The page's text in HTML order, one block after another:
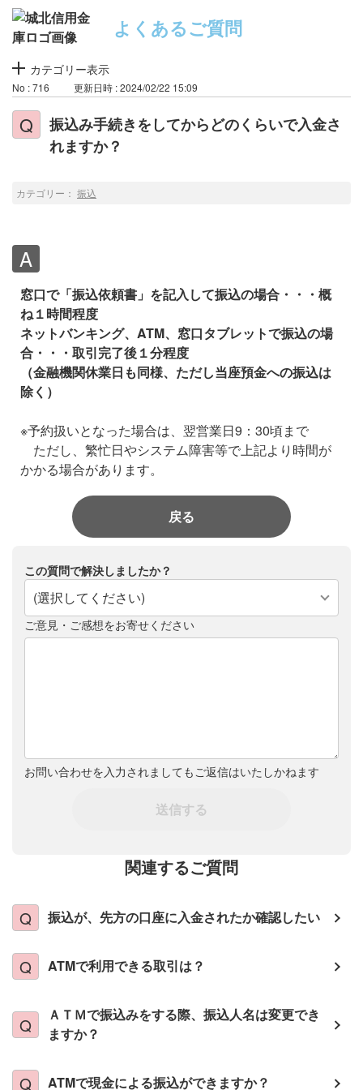
よくあるご質問
カテゴリー表示
No : 716 更新日時 : 2024/02/22 15:09
振込み手続きをしてからどのくらいで入金さ
れますか？
カテゴリー： 振込
窓口で「振込依頼書」を記入して振込の場合・・・概
ね１時間程度
ネットバンキング、ATM、窓口タブレットで振込の場
合・・・取引完了後１分程度
（金融機関休業日も同様、ただし当座預金への振込は
除く）
※予約扱いとなった場合は、翌営業日9：30頃まで
ただし、繁忙日やシステム障害等で上記より時間が
かかる場合があります。
戻る
この質問で解決しましたか？
(選択してください)
ご意見・ご感想をお寄せください
お問い合わせを入力されましてもご返信はいたしかねます
送信する
関連するご質問
振込が、先方の口座に入金されたか確認したい
ATMで利用できる取引は？
ＡＴＭで振込みをする際、振込人名は変更でき
ますか？
ATMで現金による振込ができますか？